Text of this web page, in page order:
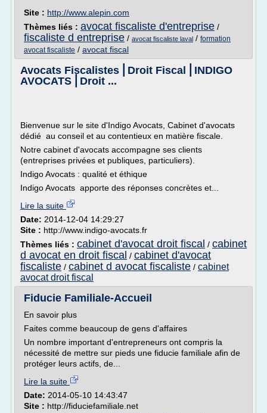
Site : http://www.alepin.com
Thèmes liés : avocat fiscaliste d'entreprise /
fiscaliste d entreprise / avocat fiscaliste laval / formation
avocat fiscaliste / avocat fiscal
Avocats Fiscalistes ⎢Droit Fiscal ⎢INDIGO
AVOCATS ⎢Droit ...
Bienvenue sur le site d'Indigo Avocats, Cabinet d'avocats
dédié au conseil et au contentieux en matière fiscale.
Notre cabinet d'avocats accompagne ses clients
(entreprises privées et publiques, particuliers).
Indigo Avocats : qualité et éthique
Indigo Avocats apporte des réponses concrètes et...
Lire la suite
Date: 2014-12-04 14:29:27
Site : http://www.indigo-avocats.fr
Thèmes liés : cabinet d'avocat droit fiscal / cabinet
d avocat en droit fiscal / cabinet d'avocat
fiscaliste / cabinet d avocat fiscaliste / cabinet
avocat droit fiscal
Fiducie Familiale-Accueil
En savoir plus
Faites comme beaucoup de gens d'affaires
Un nombre important d'entrepreneurs ont compris la
nécessité de mettre sur pieds une fiducie familiale afin de
protéger leurs actifs, de...
Lire la suite
Date: 2014-05-10 14:43:47
Site : http://fiduciefamiliale.net